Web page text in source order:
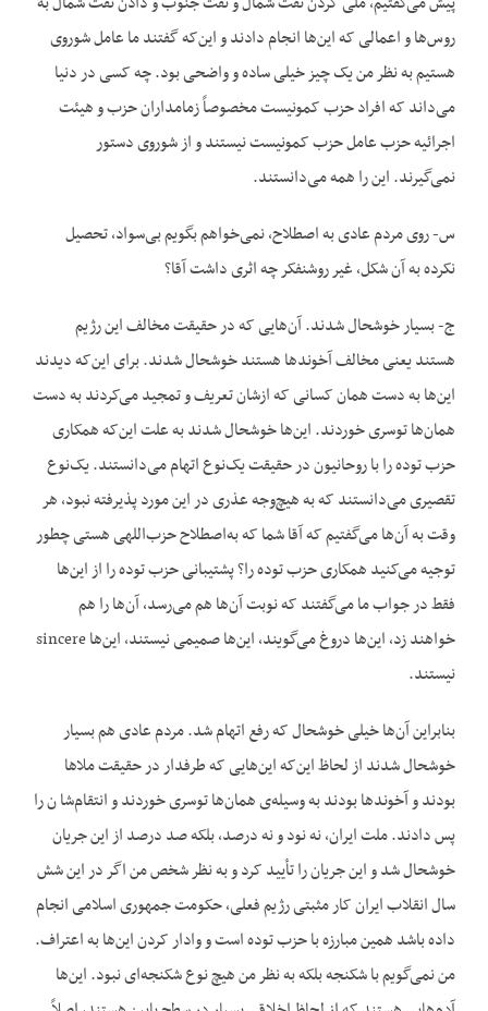
روس‌ها و اعمالی که این‌ها انجام دادند و این‌که گفتند ما عامل شوروی
هستیم به نظر من یک چیز خیلی ساده و واضحی بود. چه کسی در دنیا
می‌داند که افراد حزب کمونیست مخصوصاً زمامداران حزب و هیئت
اجرائیه حزب عامل حزب کمونیست نیستند و از شوروی دستور
نمی‌گیرند. این را همه می‌دانستند.
س- روی مردم عادی به اصطلاح، نمی‌خواهم بگویم بی‌سواد، تحصیل
نکرده به آن شکل، غیر روشنفکر چه اثری داشت آقا؟
ج- بسیار خوشحال شدند. آن‌هایی که در حقیقت مخالف این رژیم
هستند یعنی مخالف آخوندها هستند خوشحال شدند. برای این‌که دیدند
این‌ها به دست همان کسانی که ازشان تعریف و تمجید می‌کردند به دست
همان‌ها توسری خوردند. این‌ها خوشحال شدند به علت این‌که همکاری
حزب توده را با روحانیون در حقیقت یک‌نوع اتهام می‌دانستند. یک‌نوع
تقصیری می‌دانستند که به‌ هیچ‌وجه عذری در این مورد پذیرفته نبود، هر
وقت به آن‌ها می‌گفتیم که آقا شما که به‌اصطلاح حزب‌اللهی هستی چطور
توجیه می‌کنید همکاری حزب توده را؟ پشتیبانی حزب توده را از این‌ها
فقط در جواب ما می‌گفتند که نوبت آن‌ها هم می‌رسد، آن‌ها را هم
خواهند زد، این‌ها دروغ می‌گویند، این‌ها صمیمی نیستند، این‌ها sincere
نیستند.
بنابراین آن‌ها خیلی خوشحال که رفع اتهام شد. مردم عادی هم بسیار
خوشحال شدند از لحاظ این‌که این‌هایی که طرفدار در حقیقت ملاها
بودند و آخوندها بودند به وسیله‌ی همان‌ها توسری خوردند و انتقام‌شا ن را
پس دادند. ملت ایران، نه نود و نه درصد، بلکه صد درصد از این جریان
خوشحال شد و این جریان را تأیید کرد و به نظر شخص من اگر در این شش
سال انقلاب ایران کار مثبتی رژیم فعلی، حکومت جمهوری اسلامی انجام
داده باشد همین مبارزه با حزب توده است و وادار کردن این‌ها به اعتراف.
من نمی‌گویم با شکنجه بلکه به نظر من هیچ نوع شکنجه‌ای نبود. این‌ها